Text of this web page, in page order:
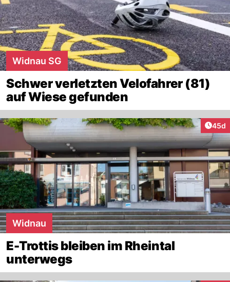
Widnau SG
Schwer verletzten Velofahrer (81)
auf Wiese gefunden
45d
Widnau
E-Trottis bleiben im Rheintal
unterwegs